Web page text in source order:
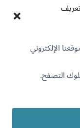
الإلكتروني
التصفح.
في